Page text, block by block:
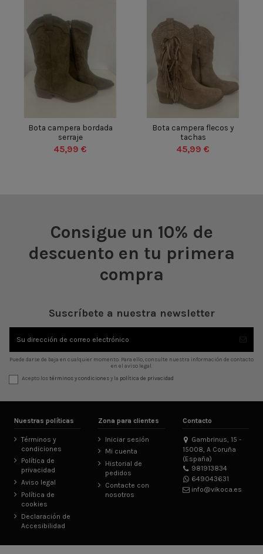
Bota campera bordada
serraje
45,99 €
VERDEBEIGE
35 36 37
38
41
45
Bota campera flecos y
tachas
45,99 €
35 36 37
38
41
45
Consigue un 10% de
descuento en tu primera
compra
Suscríbete a nuestra newsletter
Puede darse de baja en cualquier momento. Para ello, consulte nuestra información de contacto
en el aviso legal.
Acepto lostérminos y condicionesy la política de privacidad
Nuestras políticas
Términos y
condiciones
Política de
privacidad
Aviso legal
Política de
cookies
Declaración de
Accesibilidad
Zona para clientes
Iniciar sesión
Mi cuenta
Historial de
pedidos
Contacte con
nosotros
Contacto
Gambrinus, 15 -
15008, A Coruña
(España)
981913834
649043631
info@vikoca.es